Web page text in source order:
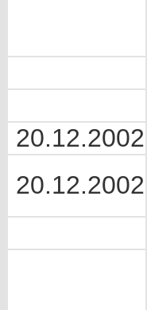
20.12.2002
20.12.2002